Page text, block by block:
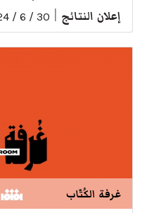
إعلان النتائج 30 / 6 / 2024
غرفة الكُتّاب